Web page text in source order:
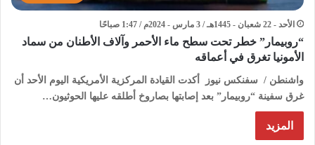
الأحد - 22 شعبان - 1445هـ / 3 مارس - 2024م / 1:47 صباحًا
“روبيمار” خطر تحت سطح ماء الأحمر وآلاف الأطنان من سماد
الأمونيا تغرق في أعماقه
واشنطن / سفنكس نيوز أكدت القيادة المركزية الأمريكية اليوم الأحد أن
غرق سفينة “روبيمار” بعد إصابتها بصاروخ أطلقه عليها الحوثيون…
المزيد